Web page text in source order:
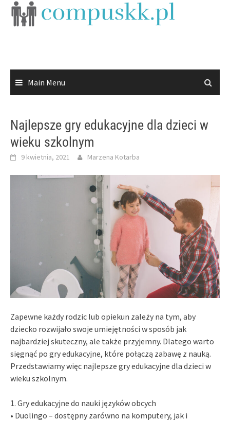
Skip
Main Menu
Najlepsze gry edukacyjne dla dzieci w
wieku szkolnym
9 kwietnia, 2021 Marzena Kotarba
Zapewne każdy rodzic lub opiekun zależy na tym, aby
dziecko rozwijało swoje umiejętności w sposób jak
najbardziej skuteczny, ale także przyjemny. Dlatego warto
sięgnąć po gry edukacyjne, które połączą zabawę z nauką.
Przedstawiamy więc najlepsze gry edukacyjne dla dzieci w
wieku szkolnym.
1. Gry edukacyjne do nauki języków obcych
• Duolingo – dostępny zarówno na komputery, jak i